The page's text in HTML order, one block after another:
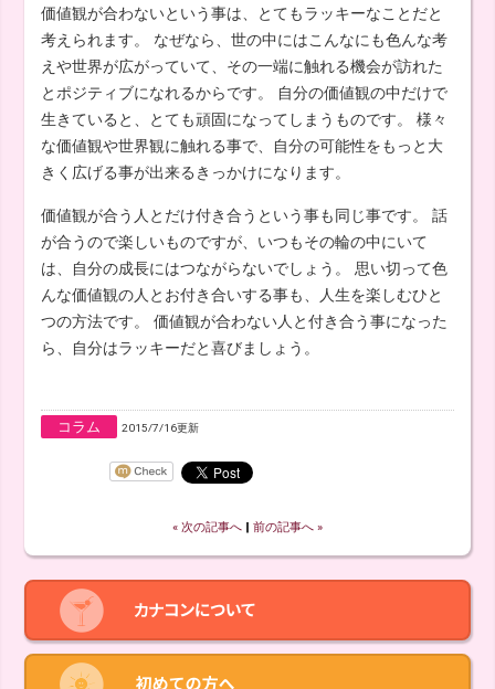
価値観が合わないという事は、とてもラッキーなことだと
考えられます。 なぜなら、世の中にはこんなにも色んな考
えや世界が広がっていて、その一端に触れる機会が訪れた
とポジティブになれるからです。 自分の価値観の中だけで
生きていると、とても頑固になってしまうものです。 様々
な価値観や世界観に触れる事で、自分の可能性をもっと大
きく広げる事が出来るきっかけになります。
価値観が合う人とだけ付き合うという事も同じ事です。 話
が合うので楽しいものですが、いつもその輪の中にいて
は、自分の成長にはつながらないでしょう。 思い切って色
んな価値観の人とお付き合いする事も、人生を楽しむひと
つの方法です。 価値観が合わない人と付き合う事になった
ら、自分はラッキーだと喜びましょう。
コラム 2015/7/16更新
« 次の記事へ ‖ 前の記事へ »